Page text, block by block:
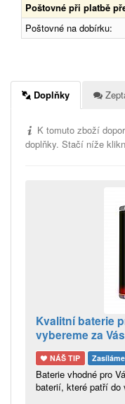
Poštovné při platbě
Poštovné na dobírku:
Doplňky
K tomuto zboží
doplňky. Stačí níže
Kvalitní baterie
vybereme za
NÁŠ TIP
Baterie vhodné pro
baterií, které patří do